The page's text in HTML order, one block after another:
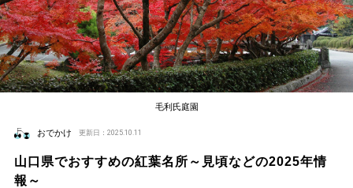
毛利氏庭園
おでかけ 更新日：2025.10.11
山口県でおすすめの紅葉名所～見頃などの2025年情
報～